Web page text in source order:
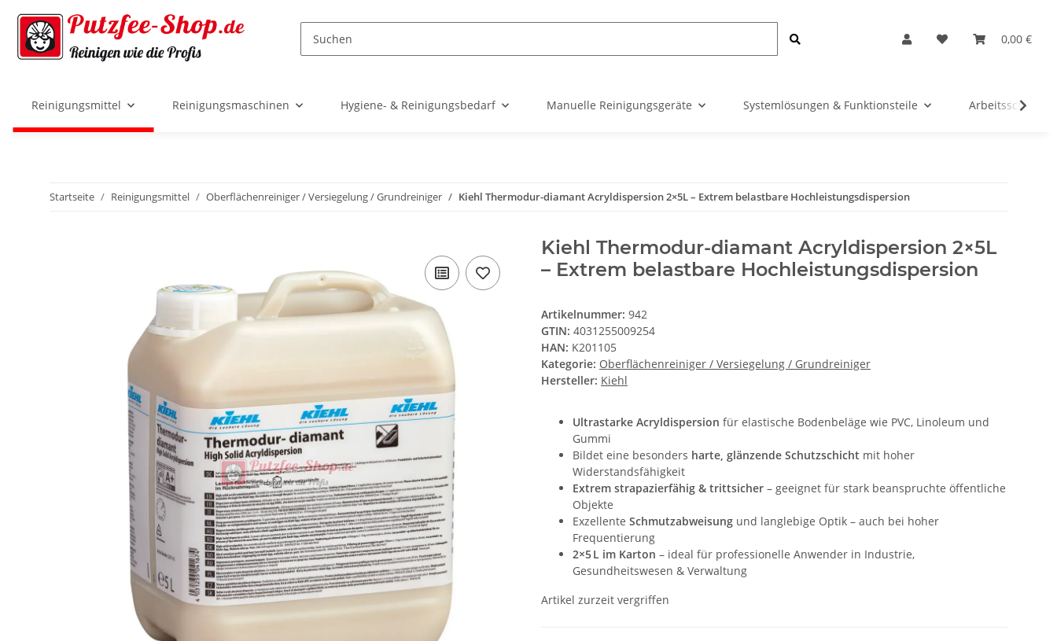
0,00 €
Reinigungsmittel Reinigungsmaschinen Hygiene- & Reinigungsbedarf Manuelle Reinigungsgeräte Systemlösungen & Funktionsteile Arbeitsschutz &
Startseite Reinigungsmittel Oberflächenreiniger / Versiegelung / Grundreiniger Kiehl Thermodur-diamant Acryldispersion 2×5L – Extrem belastbare Hochleistungsdispersion
Kiehl Thermodur-diamant Acryldispersion 2×5L
– Extrem belastbare Hochleistungsdispersion
Artikelnummer: 942
GTIN: 4031255009254
HAN: K201105
Kategorie: Oberflächenreiniger / Versiegelung / Grundreiniger
Hersteller: Kiehl
Ultrastarke Acryldispersion für elastische Bodenbeläge wie PVC, Linoleum und
Gummi
Bildet eine besonders harte, glänzende Schutzschicht mit hoher
Widerstandsfähigkeit
Extrem strapazierfähig & trittsicher – geeignet für stark beanspruchte öffentliche
Objekte
Exzellente Schmutzabweisung und langlebige Optik – auch bei hoher
Frequentierung
2×5 L im Karton – ideal für professionelle Anwender in Industrie,
Gesundheitswesen & Verwaltung
Artikel zurzeit vergriffen